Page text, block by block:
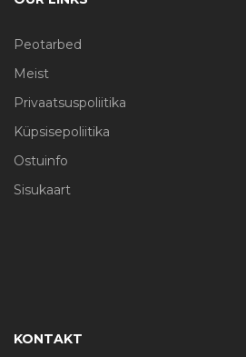
Peotarbed
Meist
Privaatsuspoliitika
Küpsisepoliitika
Ostuinfo
Sisukaart
KONTAKT